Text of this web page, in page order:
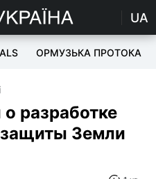
UA
ОРМУЗЬКА ПРОТОКА
разработке
защиты Земли